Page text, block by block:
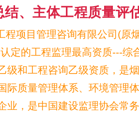
结、主体工程质量评
项目管理咨询有限公司(原
定的工程监理最高资质---综
级和工程咨询乙级资质，是
际质量管理体系、环境管理
业，是中国建设监理协会常